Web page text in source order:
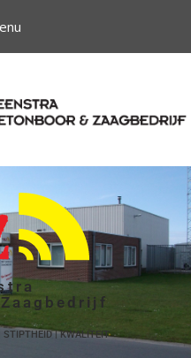
STIPTHEID | KWALITEIT